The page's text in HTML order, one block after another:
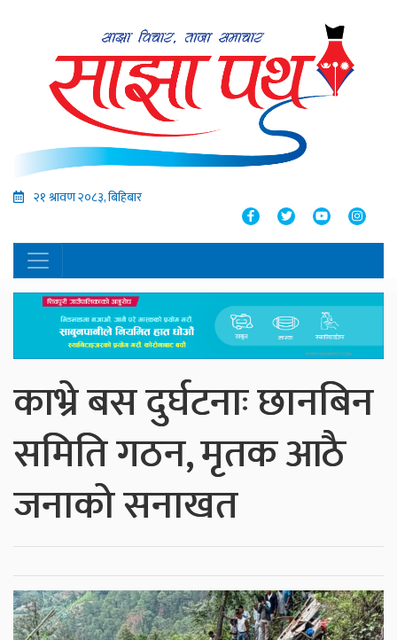
२१ श्रावण २०८३, बिहिबार
काभ्रे बस दुर्घटनाः छानबिन
समिति गठन, मृतक आठै
जनाको सनाखत